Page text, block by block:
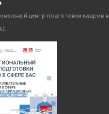
центр подготовки кадров в